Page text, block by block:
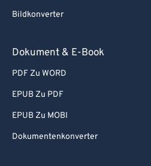
Bildkonverter
Dokument & E-Book
PDF Zu WORD
EPUB Zu PDF
EPUB Zu MOBI
Dokumentenkonverter